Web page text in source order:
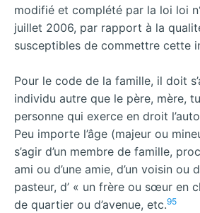
modifié et complété par la loi loi
juillet 2006, par rapport à la
susceptibles de commettre cette
Pour le code de la famille, il doit
individu autre que le père, mère,
personne qui exerce en droit
Peu importe l’âge (majeur ou
s’agir d’un membre de famille,
ami ou d’une amie, d’un voisin ou
pasteur, d’ « un frère ou sœur en
de quartier ou d’avenue, etc.95